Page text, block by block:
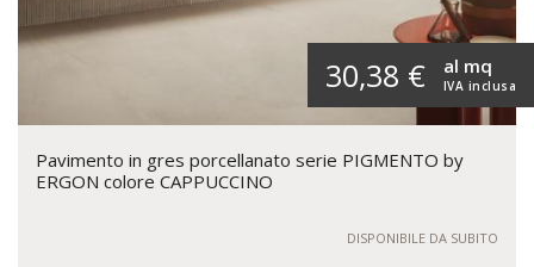
30,38 € IVA inclusa
al mq
Pavimento in gres porcellanato serie PIGMENTO by
ERGON colore CAPPUCCINO
DISPONIBILE DA SUBITO